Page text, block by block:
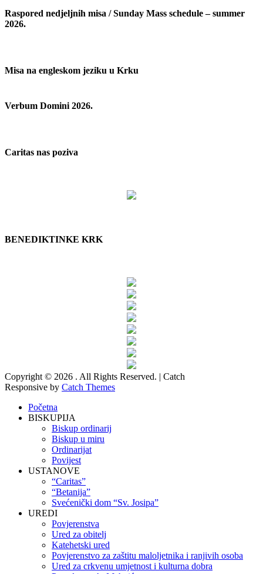
Raspored nedjeljnih misa / Sunday Mass schedule – summer
2026.
Misa na engleskom jeziku u Krku
Verbum Domini 2026.
Caritas nas poziva
BENEDIKTINKE KRK
Copyright © 2026 . All Rights Reserved. | Catch
Responsive by Catch Themes
Početna
BISKUPIJA
Biskup ordinarij
Biskup u miru
Ordinarijat
Povijest
USTANOVE
“Caritas”
“Betanija”
Svećenički dom “Sv. Josipa”
UREDI
Povjerenstva
Ured za obitelj
Katehetski ured
Povjerenstvo za zaštitu maloljetnika i ranjivih osoba
Ured za crkvenu umjetnost i kulturna dobra